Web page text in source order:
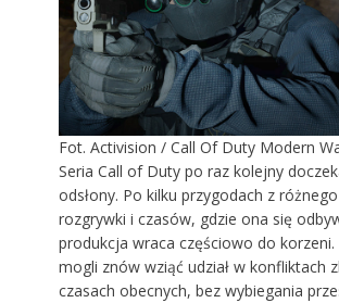
Fot. Activision / Call Of Duty Modern
Seria Call of Duty po raz kolejny
odsłony. Po kilku przygodach z
rozgrywki i czasów, gdzie ona się
produkcja wraca częściowo do
mogli znów wziąć udział w konfliktach
czasach obecnych, bez wybiegania